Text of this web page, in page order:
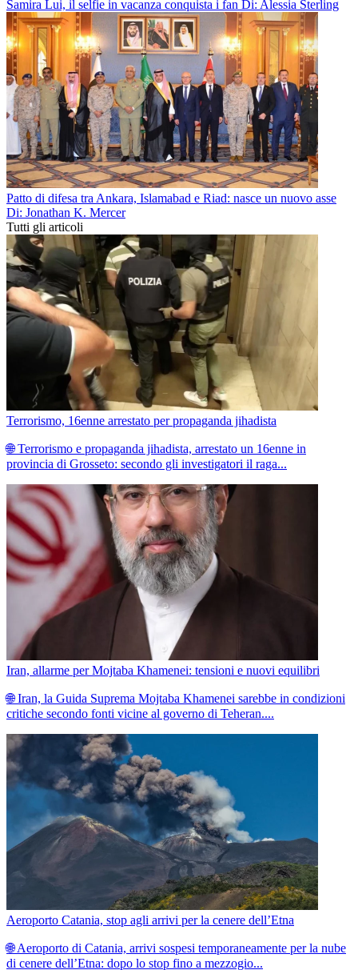
Samira Lui, il selfie in vacanza conquista i fan Di: Alessia Sterling
Patto di difesa tra Ankara, Islamabad e Riad: nasce un nuovo asse
Di: Jonathan K. Mercer
Tutti gli articoli
Terrorismo, 16enne arrestato per propaganda jihadista
🌐 Terrorismo e propaganda jihadista, arrestato un 16enne in
provincia di Grosseto: secondo gli investigatori il raga...
Iran, allarme per Mojtaba Khamenei: tensioni e nuovi equilibri
🌐 Iran, la Guida Suprema Mojtaba Khamenei sarebbe in condizioni
critiche secondo fonti vicine al governo di Teheran....
Aeroporto Catania, stop agli arrivi per la cenere dell’Etna
🌐 Aeroporto di Catania, arrivi sospesi temporaneamente per la nube
di cenere dell’Etna: dopo lo stop fino a mezzogio...